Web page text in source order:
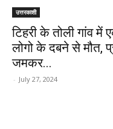
उत्तरकाशी
टिहरी के तोली गांव
लोगो के दबने से मौत,
जमकर...
- July 27, 2024